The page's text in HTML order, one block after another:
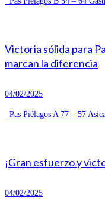
Victoria sólida para
marcan la diferencia
04/02/2025
Pas Piélagos A 77 – 57
¡Gran esfuerzo y
04/02/2025